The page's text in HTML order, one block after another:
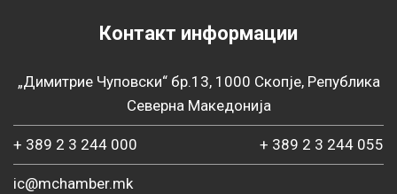
Контакт информации
„Димитрие Чуповски“ бр.13, 1000 Скопје, Република
Северна Македонија
+ 389 2 3 244 000 + 389 2 3 244 055
ic@mchamber.mk